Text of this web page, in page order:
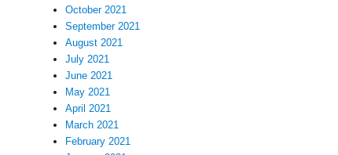
October 2021
September 2021
August 2021
July 2021
June 2021
May 2021
April 2021
March 2021
February 2021